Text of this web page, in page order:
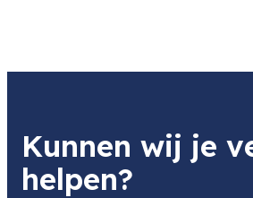
Kunnen wij je
helpen?